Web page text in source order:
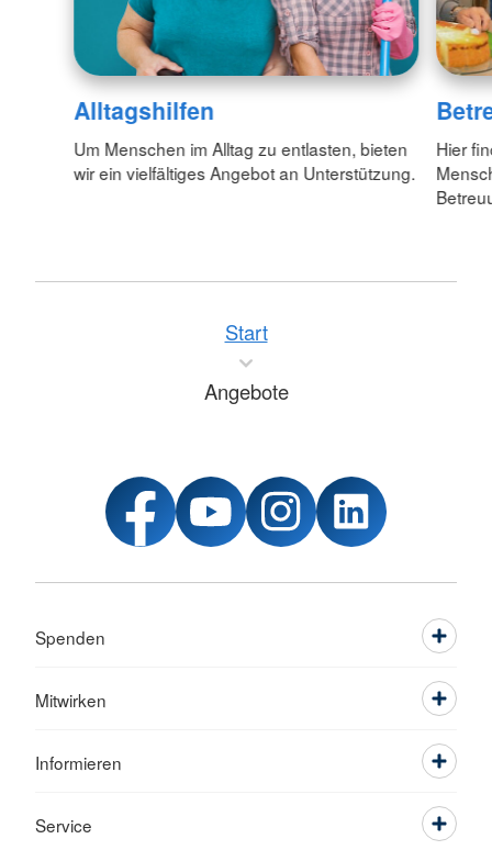
Alltagshilfen
Um Menschen im Alltag zu entlasten, bieten
wir ein vielfältiges Angebot an Unterstützung.
Hier
Start
Angebote
Spenden
Mitwirken
Informieren
Service